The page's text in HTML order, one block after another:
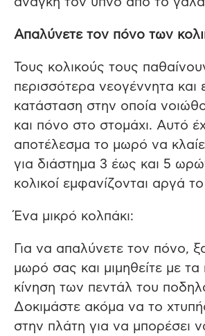
Απαλύνετε τον πόνο των
Τους κολικούς τους
περισσότερα νεογέννητα και
κατάσταση στην οποία
και πόνο στο στομάχι. Αυτό
αποτέλεσμα το μωρό να
για διάστημα 3 έως και 5
κολικοί εμφανίζονται αργά
Ένα μικρό κολπάκι:
Για να απαλύνετε τον πόνο,
μωρό σας και μιμηθείτε με τα
κίνηση των πεντάλ του
Δοκιμάστε ακόμα να το
στην πλάτη για να μπορέσει